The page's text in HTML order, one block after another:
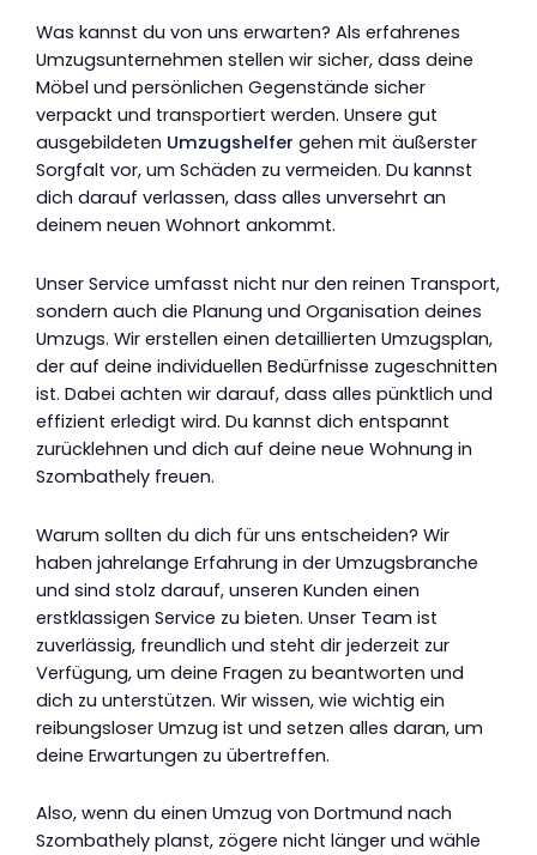
Was kannst du von uns erwarten? Als erfahrenes
Umzugsunternehmen stellen wir sicher, dass deine
Möbel und persönlichen Gegenstände sicher
verpackt und transportiert werden. Unsere gut
ausgebildeten Umzugshelfer gehen mit äußerster
Sorgfalt vor, um Schäden zu vermeiden. Du kannst
dich darauf verlassen, dass alles unversehrt an
deinem neuen Wohnort ankommt.
Unser Service umfasst nicht nur den reinen Transport,
sondern auch die Planung und Organisation deines
Umzugs. Wir erstellen einen detaillierten Umzugsplan,
der auf deine individuellen Bedürfnisse zugeschnitten
ist. Dabei achten wir darauf, dass alles pünktlich und
effizient erledigt wird. Du kannst dich entspannt
zurücklehnen und dich auf deine neue Wohnung in
Szombathely freuen.
Warum sollten du dich für uns entscheiden? Wir
haben jahrelange Erfahrung in der Umzugsbranche
und sind stolz darauf, unseren Kunden einen
erstklassigen Service zu bieten. Unser Team ist
zuverlässig, freundlich und steht dir jederzeit zur
Verfügung, um deine Fragen zu beantworten und
dich zu unterstützen. Wir wissen, wie wichtig ein
reibungsloser Umzug ist und setzen alles daran, um
deine Erwartungen zu übertreffen.
Also, wenn du einen Umzug von Dortmund nach
Szombathely planst, zögere nicht länger und wähle